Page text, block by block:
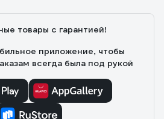
товары с гарантией!
приложение, чтобы
всегда была под рукой